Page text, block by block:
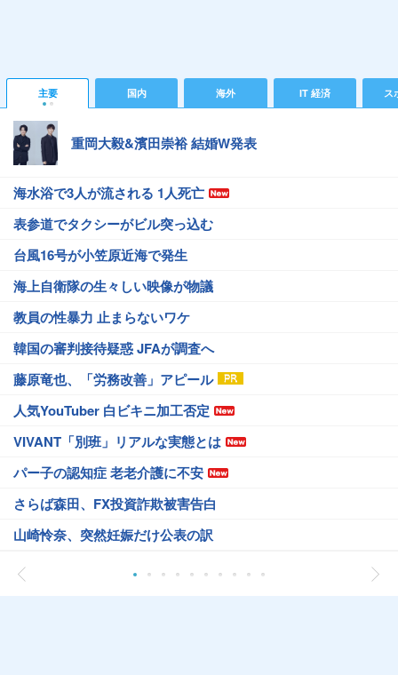
主要 国内 海外 IT 経済 ス
重岡大毅&濱田崇裕 結婚W発表
海水浴で3人が流される 1人死亡
表参道でタクシーがビル突っ込む
台風16号が小笠原近海で発生
海上自衛隊の生々しい映像が物議
教員の性暴力 止まらないワケ
韓国の審判接待疑惑 JFAが調査へ
藤原竜也、「労務改善」アピール
人気YouTuber 白ビキニ加工否定
VIVANT「別班」リアルな実態とは
パー子の認知症 老老介護に不安
さらば森田、FX投資詐欺被害告白
山崎怜奈、突然妊娠だけ公表の訳